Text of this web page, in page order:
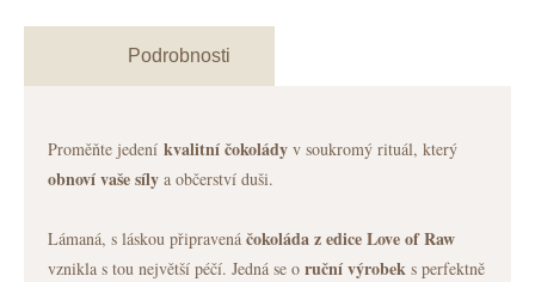
Podrobnosti
Proměňte jedení kvalitní čokolády v soukromý rituál, který
obnoví vaše síly a občerství duši.
Lámaná, s láskou připravená čokoláda z edice Love of Raw
vznikla s tou největší péčí. Jedná se o ruční výrobek s perfektně